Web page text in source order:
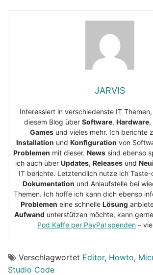
JARVIS
Interessiert in verschiedenste IT
diesem Blog über Software, Hardware,
Gamesund vieles mehr. Ich berichte
Installation und Konfiguration von
Problemen mit dieser. News sind ebenso
ich auch über Updates, Releasesund
IT berichte. Letztendlich nutze ich
Dokumentation und Anlaufstelle bei
Themen. Ich hoffe ich kann dich ebenso
Problemen eine schnelle Lösung
Aufwand unterstützen möchte, kann
Pod Kaffe per PayPal spenden –
Verschlagwortet Editor, Howto,
Studio Code